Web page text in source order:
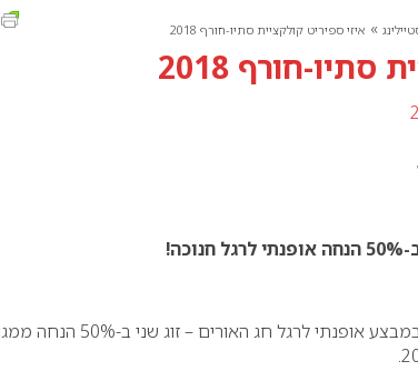
» איזי ספיריט קולקציית סתיו-חורף 2018
חורף 2018
מותג נעלי הנוחות, איזי ספיריט, יוצא במבצע אופנתי לרגל חג האורים – זוג שני